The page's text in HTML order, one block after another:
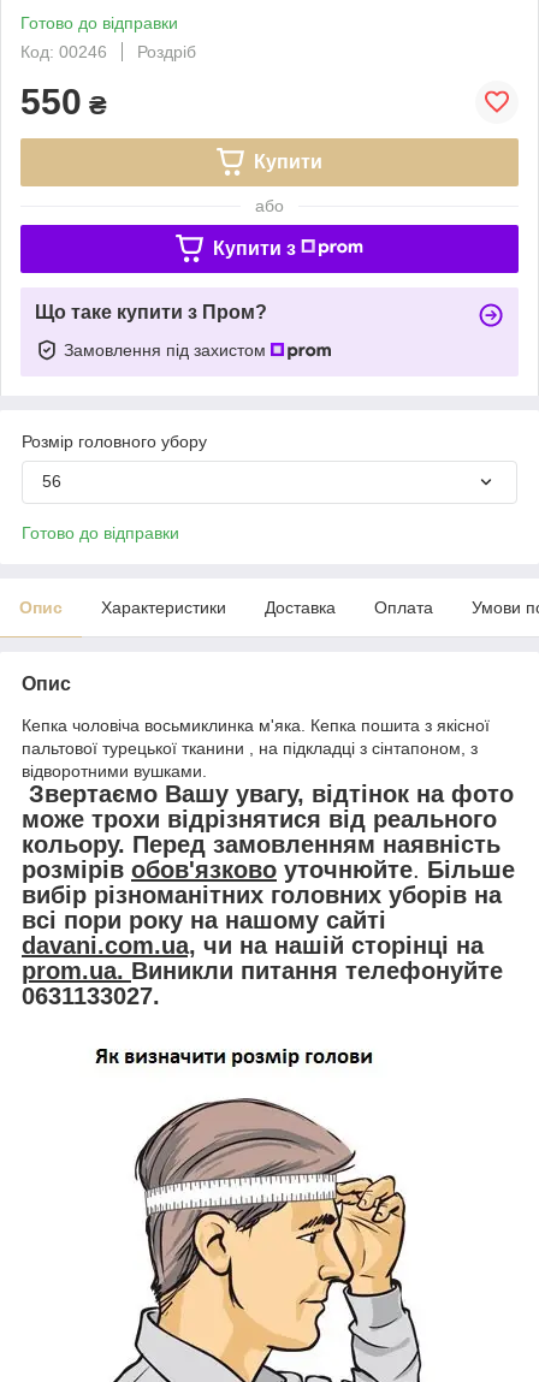
Готово до відправки
Код: 00246
Роздріб
550 ₴
Купити
або
Купити з
Що таке купити з Пром?
Замовлення під захистом
Розмір головного убору
56
Готово до відправки
Опис Характеристики Доставка Оплата Умови
Опис
Кепка чоловіча восьмиклинка м'яка. Кепка пошита з якісної
пальтової турецької тканини , на підкладці з сінтапоном, з
відворотними вушками.
Звертаємо Вашу увагу, відтінок на фото
може трохи відрізнятися від реального
кольору. Перед замовленням наявність
розмірів обов'язково уточнюйте. Більше
вибір різноманітних головних уборів на
всі пори року на нашому сайті
davani.com.ua, чи на нашій сторінці на
prom.ua. Виникли питання телефонуйте
0631133027.